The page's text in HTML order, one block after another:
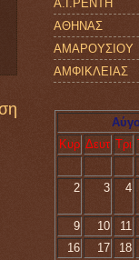
Α.Ι.ΡΕΝΤΗ
ΑΘΗΝΑΣ
ΑΜΑΡΟΥΣΙΟΥ
ΑΜΦΙΚΛΕΙΑΣ
ΒΟΧΑΣ
ΒΡΙΛΗΣΣΣΙΩΝ
ΓΑΛΑΤΣΙΟΥ
ΓΑΡΓΑΛΙΑΝΩΝ
ΕΛΛΗΝΙΚΟΥ
ΖΑΚΥΝΘΟΥ
Κυρ Δευτ Τρι
2 3 4
9 10
11
16
17
18